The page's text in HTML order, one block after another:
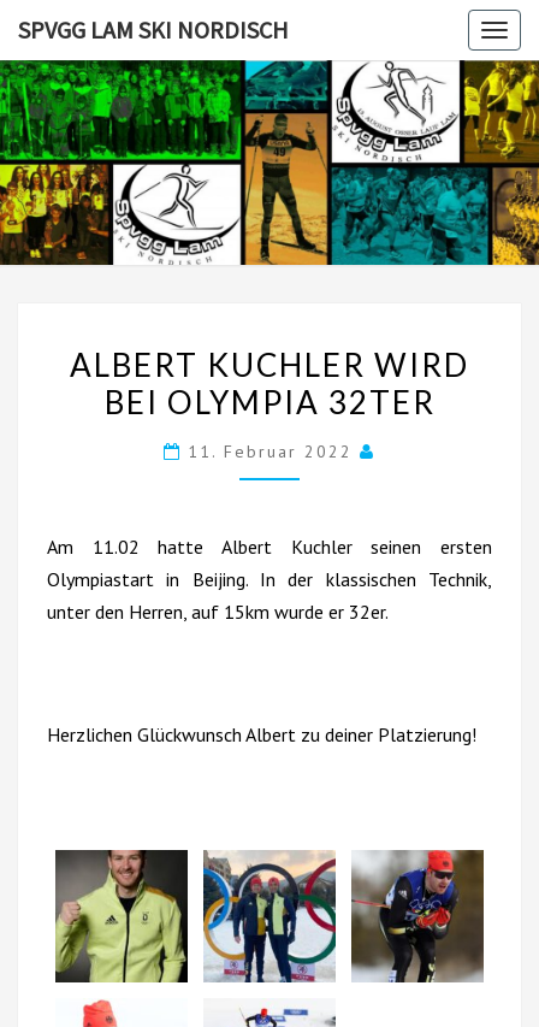
content
SPVGG LAM SKI NORDISCH
SPVGG
LAM SKI
KUCHLER
WIRD
ALBERT KUCHLER WIRD
BEI OLYMPIA 32TER
11. Februar 2022
Am 11.02 hatte Albert Kuchler seinen ersten
Olympiastart in Beijing. In der klassischen Technik,
unter den Herren, auf 15km wurde er 32er.
Herzlichen Glückwunsch Albert zu deiner Platzierung!